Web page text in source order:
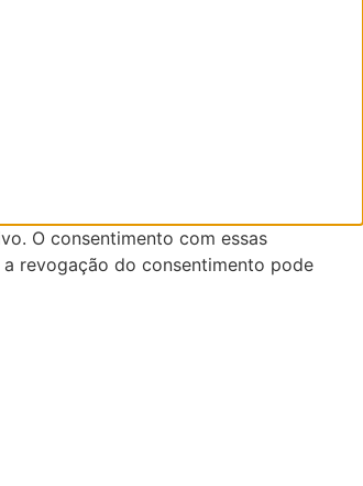
O consentimento com essas
revogação do consentimento pode